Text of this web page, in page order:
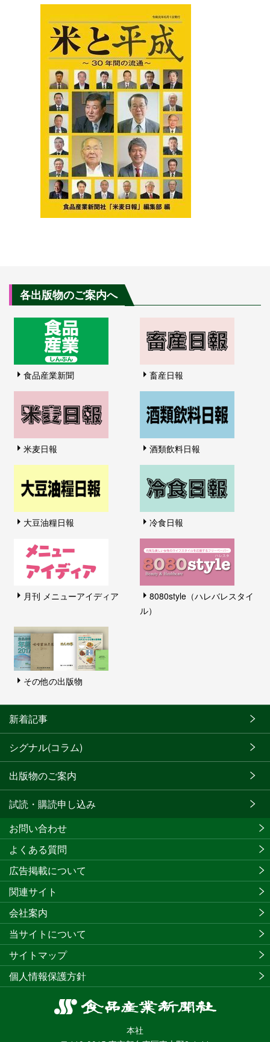
各出版物のご案内へ
食品産業新聞 畜産日報
米麦日報 酒類飲料日報
大豆油糧日報 冷食日報
月刊 メニューアイディア
8080style（ハレバレスタイ
ル）
その他の出版物
新着記事
シグナル(コラム)
出版物のご案内
試読・購読申し込み
食
産
本社
お問い合わせ
よくある質問
広告掲載について
関連サイト
会社案内
当サイトについて
サイトマップ
個人情報保護方針